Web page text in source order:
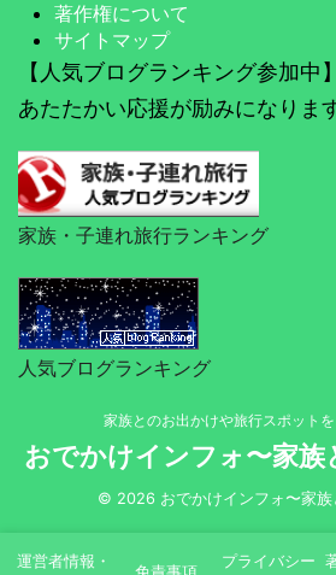
著作権について
サイトマップ
【人気ブログランキング参加中】
あたたかい応援が励みになりま
家族・子連れ旅行ランキング
人気ブログランキング
家族とのお出かけや旅行スポットを
おでかけインフォ〜家族
© 2026 おでかけインフォ〜家族
運営者情報・
プライバシー